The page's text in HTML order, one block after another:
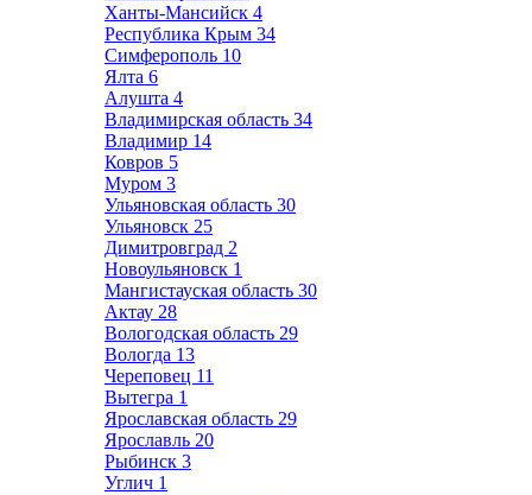
Ханты-Мансийск 4
Республика Крым 34
Симферополь 10
Ялта 6
Алушта 4
Владимирская область 34
Владимир 14
Ковров 5
Муром 3
Ульяновская область 30
Ульяновск 25
Димитровград 2
Новоульяновск 1
Мангистауская область 30
Актау 28
Вологодская область 29
Вологда 13
Череповец 11
Вытегра 1
Ярославская область 29
Ярославль 20
Рыбинск 3
Углич 1